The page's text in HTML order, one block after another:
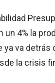
un 4% la
ya va detrás
la crisis